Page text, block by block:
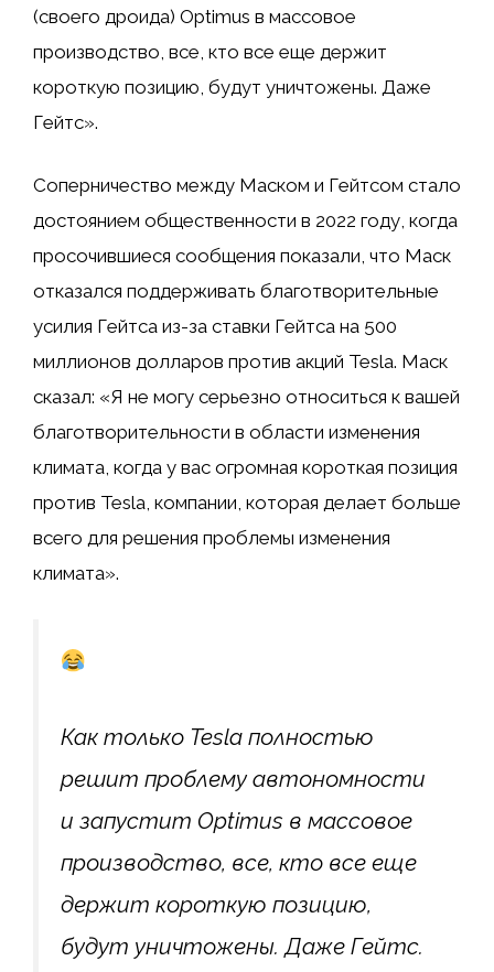
(своего дроида) Optimus в массовое
производство, все, кто все еще держит
короткую позицию, будут уничтожены. Даже
Гейтс».
Соперничество между Маском и Гейтсом стало
достоянием общественности в 2022 году, когда
просочившиеся сообщения показали, что Маск
отказался поддерживать благотворительные
усилия Гейтса из-за ставки Гейтса на 500
миллионов долларов против акций Tesla. Маск
сказал: «Я не могу серьезно относиться к вашей
благотворительности в области изменения
климата, когда у вас огромная короткая позиция
против Tesla, компании, которая делает больше
всего для решения проблемы изменения
климата».
Как только Tesla полностью
решит проблему автономности
и запустит Optimus в массовое
производство, все, кто все еще
держит короткую позицию,
будут уничтожены. Даже Гейтс.